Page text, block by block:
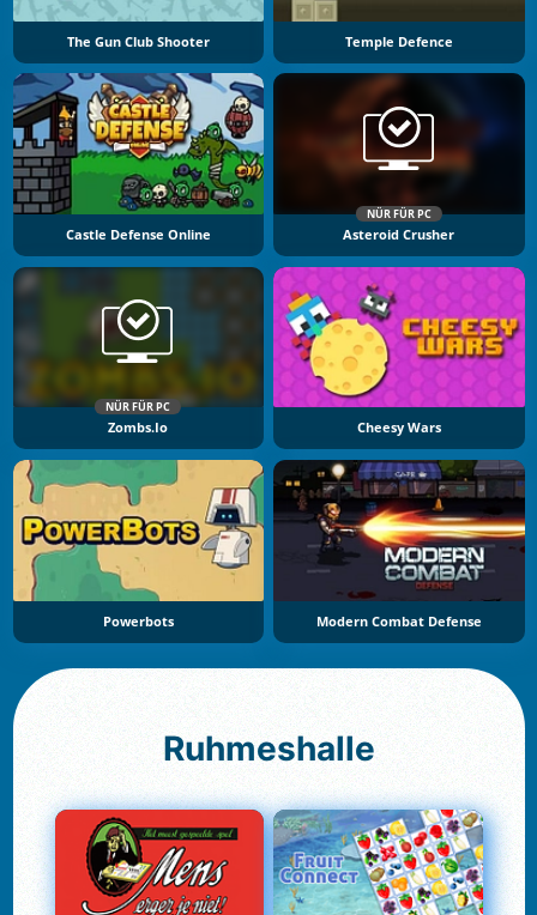
The Gun Club Shooter Temple Defence
Castle Defense Online
NÜR FÜR PC
Asteroid Crusher
NÜR FÜR PC
Zombs.io Cheesy Wars
Powerbots Modern Combat Defense
Ruhmeshalle